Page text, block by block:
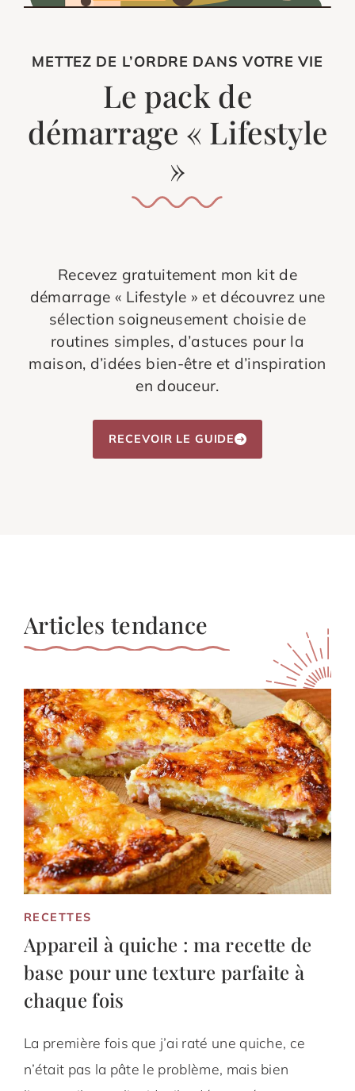
METTEZ DE L’ORDRE DANS VOTRE VIE
Le pack de
démarrage « Lifestyle
»
Recevez gratuitement mon kit de
démarrage « Lifestyle » et découvrez une
sélection soigneusement choisie de
routines simples, d’astuces pour la
maison, d’idées bien-être et d’inspiration
en douceur.
RECEVOIR LE GUIDE
Articles tendance
RECETTES
Appareil à quiche : ma recette de
base pour une texture parfaite à
chaque fois
La première fois que j’ai raté une quiche, ce
n’était pas la pâte le problème, mais bien